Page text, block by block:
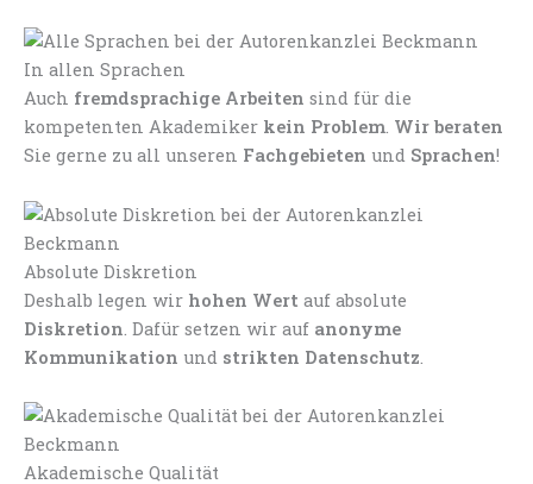
In allen Sprachen
Auch fremdsprachige Arbeiten sind für die
kompetenten Akademiker kein Problem. Wir beraten
Sie gerne zu all unseren Fachgebieten und Sprachen!
Absolute Diskretion
Deshalb legen wir hohen Wert auf absolute
Diskretion. Dafür setzen wir auf anonyme
Kommunikation und strikten Datenschutz.
Akademische Qualität